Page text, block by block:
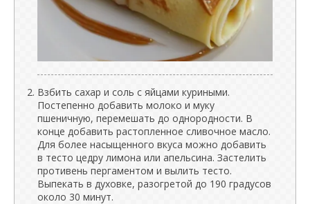
Взбить сахар и соль с яйцами куриными.
Постепенно добавить молоко и муку
пшеничную, перемешать до однородности. В
конце добавить растопленное сливочное масло.
Для более насыщенного вкуса можно добавить
в тесто цедру лимона или апельсина. Застелить
противень пергаментом и вылить тесто.
Выпекать в духовке, разогретой до 190 градусов
около 30 минут.